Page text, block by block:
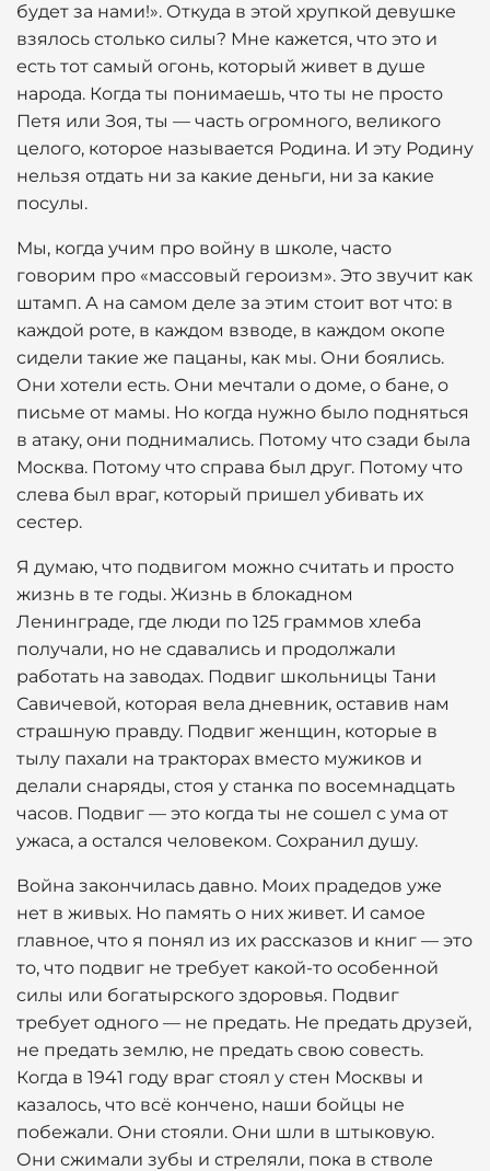
будет за нами!». Откуда в этой хрупкой девушке
взялось столько силы? Мне кажется, что это и
есть тот самый огонь, который живет в душе
народа. Когда ты понимаешь, что ты не просто
Петя или Зоя, ты — часть огромного, великого
целого, которое называется Родина. И эту Родину
нельзя отдать ни за какие деньги, ни за какие
посулы.
Мы, когда учим про войну в школе, часто
говорим про «массовый героизм». Это звучит как
штамп. А на самом деле за этим стоит вот что: в
каждой роте, в каждом взводе, в каждом окопе
сидели такие же пацаны, как мы. Они боялись.
Они хотели есть. Они мечтали о доме, о бане, о
письме от мамы. Но когда нужно было подняться
в атаку, они поднимались. Потому что сзади была
Москва. Потому что справа был друг. Потому что
слева был враг, который пришел убивать их
сестер.
Я думаю, что подвигом можно считать и просто
жизнь в те годы. Жизнь в блокадном
Ленинграде, где люди по 125 граммов хлеба
получали, но не сдавались и продолжали
работать на заводах. Подвиг школьницы Тани
Савичевой, которая вела дневник, оставив нам
страшную правду. Подвиг женщин, которые в
тылу пахали на тракторах вместо мужиков и
делали снаряды, стоя у станка по восемнадцать
часов. Подвиг — это когда ты не сошел с ума от
ужаса, а остался человеком. Сохранил душу.
Война закончилась давно. Моих прадедов уже
нет в живых. Но память о них живет. И самое
главное, что я понял из их рассказов и книг — это
то, что подвиг не требует какой-то особенной
силы или богатырского здоровья. Подвиг
требует одного — не предать. Не предать друзей,
не предать землю, не предать свою совесть.
Когда в 1941 году враг стоял у стен Москвы и
казалось, что всё кончено, наши бойцы не
побежали. Они стояли. Они шли в штыковую.
Они сжимали зубы и стреляли, пока в стволе